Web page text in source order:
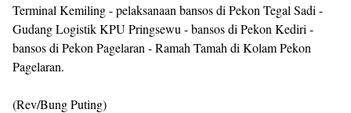
Terminal Kemiling - pelaksanaan bansos di Pekon Tegal Sadi -
Gudang Logistik KPU Pringsewu - bansos di Pekon Kediri -
bansos di Pekon Pagelaran - Ramah Tamah di Kolam Pekon
Pagelaran.
(Rev/Bung Puting)